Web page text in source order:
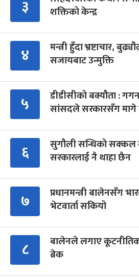
३
शक्तिको केन्द्र
४
मन्त्री हुँदा भ्रष्टाचार,
सजायबाट उन्मुक्ति
५
डीडीसीको बक्यौता :
सांसदले सरकारसँग
६
सुगौली सन्धिको सक्कल
सरकारलाई नै थाहा छैन
७
प्रधानमन्त्री बालेनसँग
भेटवार्ता सकियो
८
बालेनले लगाए कूटनीतिक
ब्रेक